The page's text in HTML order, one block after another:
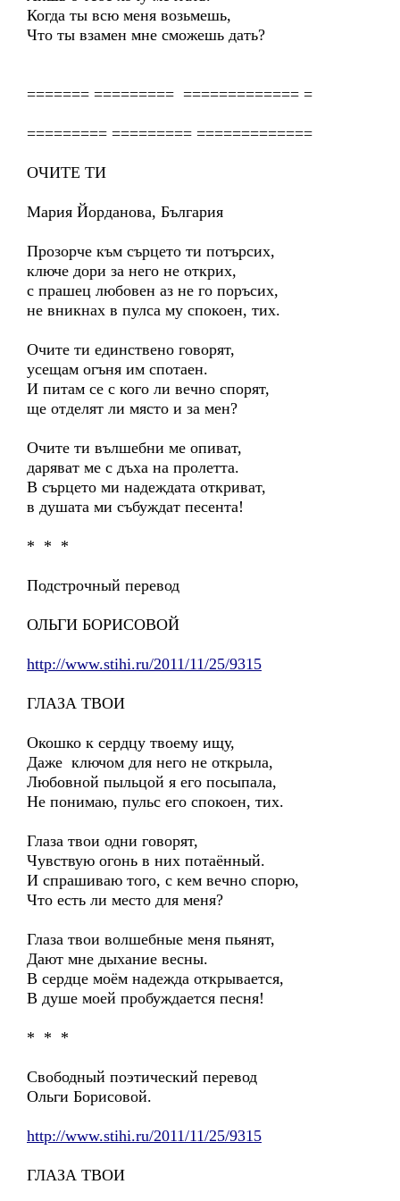
Когда ты всю меня возьмешь,
Что ты взамен мне сможешь дать?
======= ========= ============= =
========= ========= =============
ОЧИТЕ ТИ
Мария Йорданова, България
Прозорче към сърцето ти потърсих,
ключе дори за него не открих,
с прашец любовен аз не го поръсих,
не вникнах в пулса му спокоен, тих.
Очите ти единствено говорят,
усещам огъня им спотаен.
И питам се с кого ли вечно спорят,
ще отделят ли място и за мен?
Очите ти вълшебни ме опиват,
даряват ме с дъха на пролетта.
В сърцето ми надеждата откриват,
в душата ми събуждат песента!
* * *
Подстрочный перевод
ОЛЬГИ БОРИСОВОЙ
http://www.stihi.ru/2011/11/25/9315
ГЛАЗА ТВОИ
Окошко к сердцу твоему ищу,
Даже ключом для него не открыла,
Любовной пыльцой я его посыпала,
Не понимаю, пульс его спокоен, тих.
Глаза твои одни говорят,
Чувствую огонь в них потаённый.
И спрашиваю того, с кем вечно спорю,
Что есть ли место для меня?
Глаза твои волшебные меня пьянят,
Дают мне дыхание весны.
В сердце моём надежда открывается,
В душе моей пробуждается песня!
* * *
Свободный поэтический перевод
Ольги Борисовой.
http://www.stihi.ru/2011/11/25/9315
ГЛАЗА ТВОИ